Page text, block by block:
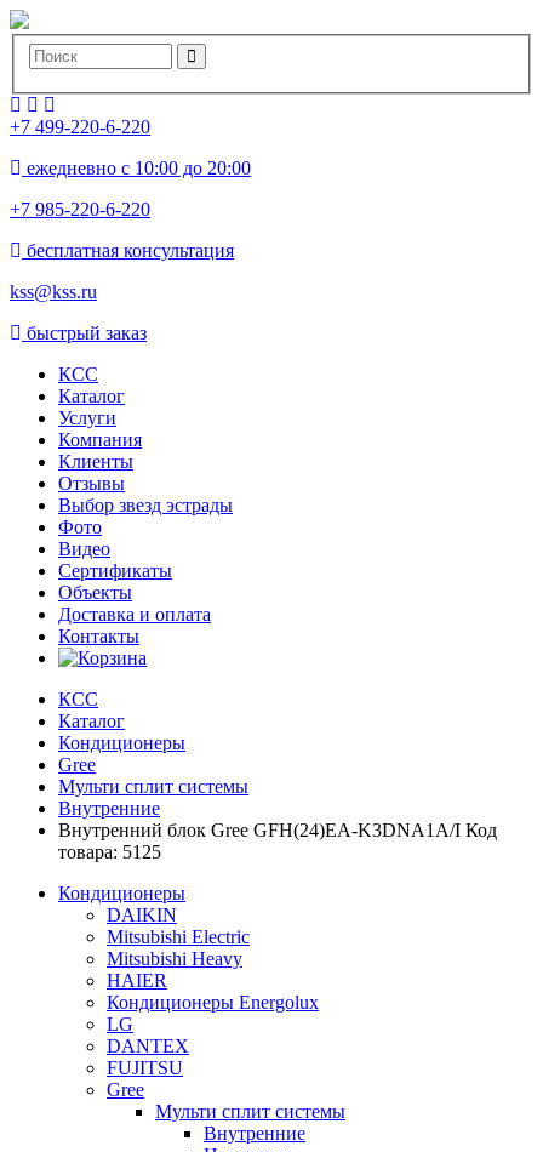
+7 499-220-6-220
ежедневно с 10:00 до 20:00
+7 985-220-6-220
бесплатная консультация
kss@kss.ru
быстрый заказ
КСС
Каталог
Услуги
Компания
Клиенты
Oтзывы
Выбор звезд эстрады
Фото
Видео
Сертификаты
Объекты
Доставка и оплата
Контакты
КСС
Каталог
Кондиционеры
Gree
Мульти сплит системы
Внутренние
Внутренний блок Gree GFH(24)EA-K3DNA1A/I Код
товара: 5125
Кондиционеры
DAIKIN
Mitsubishi Electric
Mitsubishi Heavy
HAIER
Кондиционеры Energolux
LG
DANTEX
FUJITSU
Gree
Мульти сплит системы
Внутренние